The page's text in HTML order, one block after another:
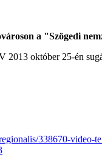
a "Szögedi
2013 október 25-én
338670-video-